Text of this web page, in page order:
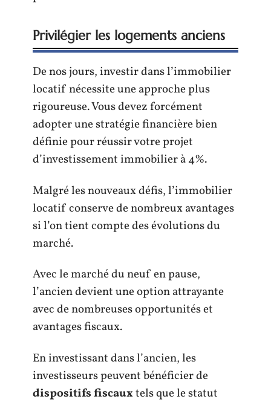
Privilégier les logements anciens
De nos jours, investir dans l’immobilier
locatif nécessite une approche plus
rigoureuse. Vous devez forcément
adopter une stratégie financière bien
définie pour réussir votre projet
d’investissement immobilier à 4%.
Malgré les nouveaux défis, l’immobilier
locatif conserve de nombreux avantages
si l’on tient compte des évolutions du
marché.
Avec le marché du neuf en pause,
l’ancien devient une option attrayante
avec de nombreuses opportunités et
avantages fiscaux.
En investissant dans l’ancien, les
investisseurs peuvent bénéficier de
dispositifs fiscauxtels que le statut